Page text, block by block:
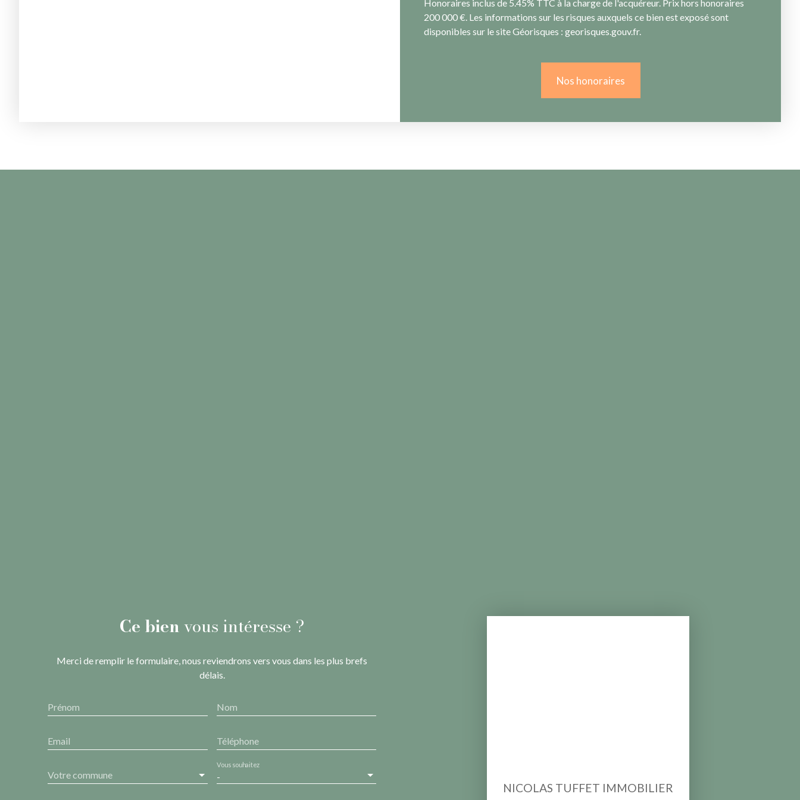
Honoraires inclus de 5.45% TTC à la charge de l'acquéreur. Prix hors honoraires
200 000 €. Les informations sur les risques auxquels ce bien est exposé sont
disponibles sur le site Géorisques : georisques.gouv.fr.
Nos honoraires
Ce bienvous intéresse ?
Merci de remplir le formulaire, nous reviendrons vers vous dans les plus brefs
délais.
Prénom Nom
Email Téléphone
Votre commune -
Vous souhaitez
NICOLAS TUFFET IMMOBILIER